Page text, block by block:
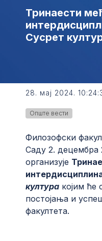
Тринаести
Сусрет
28. мај 2024.
Опште вести
Филозофски
Саду 2. децембра
организује
културакојим ће
постојања и
факултета.